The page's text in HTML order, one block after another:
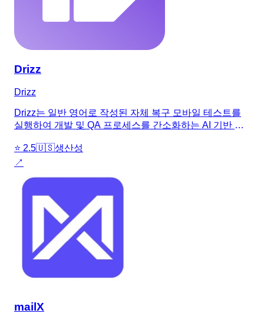
Drizz
Drizz
Drizz는 일반 영어로 작성된 자체 복구 모바일 테스트를
실행하여 개발 및 QA 프로세스를 간소화하는 AI 기반 플
⭐ 2.5🇺🇸생산성
↗
mailX